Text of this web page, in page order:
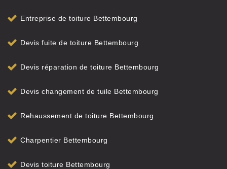
Entreprise de toiture Bettembourg
Devis fuite de toiture Bettembourg
Devis réparation de toiture Bettembourg
Devis changement de tuile Bettembourg
Rehaussement de toiture Bettembourg
Charpentier Bettembourg
Devis toiture Bettembourg